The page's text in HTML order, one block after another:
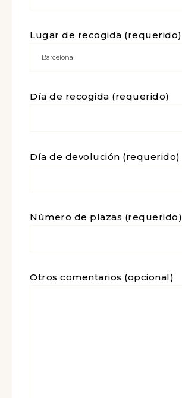
Lugar de recogida (requerido)
Día de recogida (requerido)
Día de devolución (requerido)
Número de plazas (requerido)
Otros comentarios (opcional)